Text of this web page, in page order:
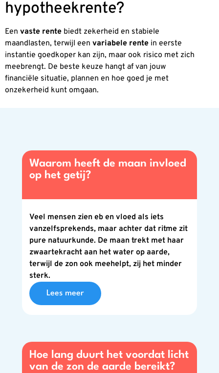
hypotheekrente?
Een vaste rente biedt zekerheid en stabiele
maandlasten, terwijl een variabele rente in eerste
instantie goedkoper kan zijn, maar ook risico met zich
meebrengt. De beste keuze hangt af van jouw
financiële situatie, plannen en hoe goed je met
onzekerheid kunt omgaan.
Waarom heeft de maan invloed
op het getij?
Veel mensen zien eb en vloed als iets
vanzelfsprekends, maar achter dat ritme zit
pure natuurkunde. De maan trekt met haar
zwaartekracht aan het water op aarde,
terwijl de zon ook meehelpt, zij het minder
sterk.
Lees meer
Hoe lang duurt het voordat licht
van de zon de aarde bereikt?